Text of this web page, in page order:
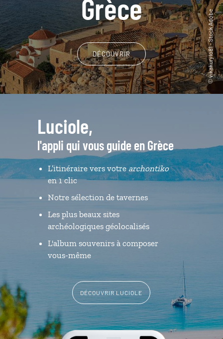
Grèce
DÉCOUVRIR
Luciole,
l'appli qui vous guide en Grèce
L’itinéraire vers votre archontiko
en 1 clic
Notre sélection de tavernes
Les plus beaux sites
archéologiques géolocalisés
L'album souvenirs à composer
vous-même
DÉCOUVRIR LUCIOLE